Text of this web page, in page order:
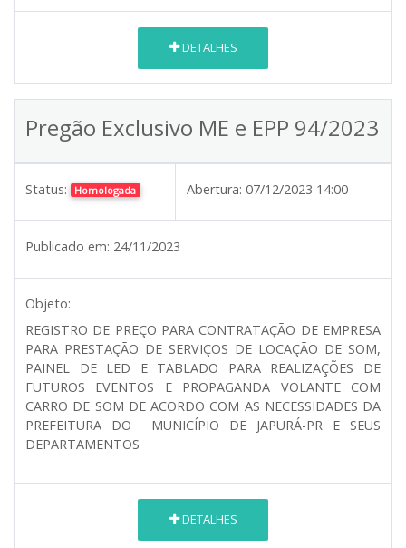
DETALHES
Pregão Exclusivo ME e EPP 94/2023
Status: Homologada Abertura: 07/12/2023 14:00
Publicado em: 24/11/2023
Objeto:
REGISTRO DE PREÇO PARA CONTRATAÇÃO DE EMPRESA
PARA PRESTAÇÃO DE SERVIÇOS DE LOCAÇÃO DE SOM,
PAINEL DE LED E TABLADO PARA REALIZAÇÕES DE
FUTUROS EVENTOS E PROPAGANDA VOLANTE COM
CARRO DE SOM DE ACORDO COM AS NECESSIDADES DA
PREFEITURA DO MUNICÍPIO DE JAPURÁ-PR E SEUS
DEPARTAMENTOS
DETALHES